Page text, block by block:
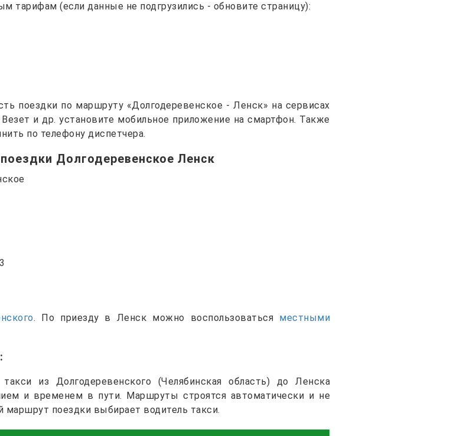
тарифам (если данные не подгрузились - обновите страницу):
поездки по маршруту «Долгодеревенское - Ленск» на сервисах
Везет и др. установите мобильное приложение на смартфон. Также
по телефону диспетчера.
Долгодеревенское Ленск
. По приезду в Ленск можно воспользоваться местными
:
из Долгодеревенского (Челябинская область) до Ленска
и временем в пути. Маршруты строятся автоматически и не
поездки выбирает водитель такси.